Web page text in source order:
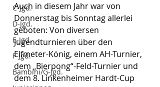
C-Jgd.
D-Jgd.
E-Jgd.
F-Jgd.
Bambini/G-Jgd.
Auch in diesem Jahr war von
Donnerstag bis Sonntag allerlei
geboten: Von diversen
Jugendturnieren über den
Elfmeter-König, einem AH-Turnier,
dem „Bierpong“-Feld-Turnier und
dem 8. Linkenheimer Hardt-Cup